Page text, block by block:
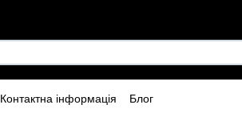
Контактна інформація Блог